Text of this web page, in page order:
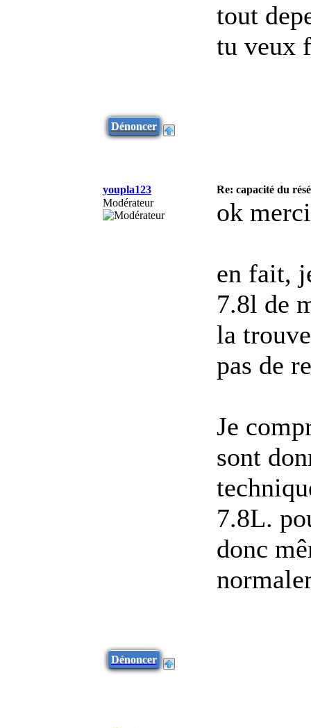
tout
tu veux
Dénoncer
youpla123
Re: capacité du
Modérateur
ok
en fait,
7.8l de
la
pas de
Je
sont
7.8L.
donc
Dénoncer